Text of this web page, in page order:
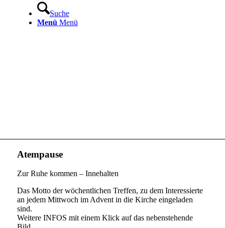
Suche
Menü Menü
Atempause
Zur Ruhe kommen – Innehalten
Das Motto der wöchentlichen Treffen, zu dem Interessierte
an jedem Mittwoch im Advent in die Kirche eingeladen
sind.
Weitere INFOS mit einem Klick auf das nebenstehende